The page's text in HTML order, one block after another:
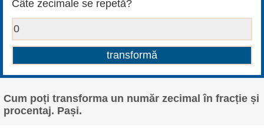
Câte zecimale se repetă?
Cum poți transforma un număr zecimal în fracție și
procentaj. Pași.